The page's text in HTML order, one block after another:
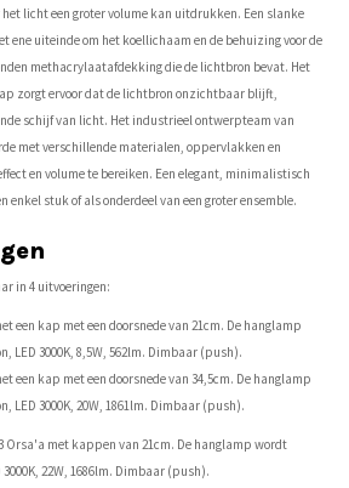
licht een groter volume kan uitdrukken. Een slanke
ene uiteinde om het koellichaam en de behuizing voor de
methacrylaatafdekking die de lichtbron bevat. Het
zorgt ervoor dat de lichtbron onzichtbaar blijft,
schijf van licht. Het industrieel ontwerpteam van
met verschillende materialen, oppervlakken en
en volume te bereiken. Een elegant, minimalistisch
enkel stuk of als onderdeel van een groter ensemble.
in 4 uitvoeringen:
een kap met een doorsnede van 21cm. De hanglamp
LED 3000K, 8,5W, 562lm. Dimbaar (push).
een kap met een doorsnede van 34,5cm. De hanglamp
LED 3000K, 20W, 1861lm. Dimbaar (push).
Orsa'a met kappen van 21cm. De hanglamp wordt
22W, 1686lm. Dimbaar (push).